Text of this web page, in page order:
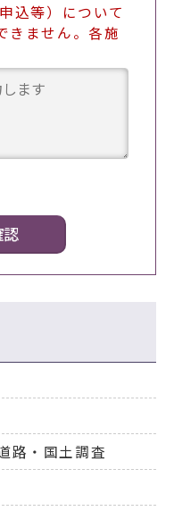
込等）について
きません。各施
路・国土調査